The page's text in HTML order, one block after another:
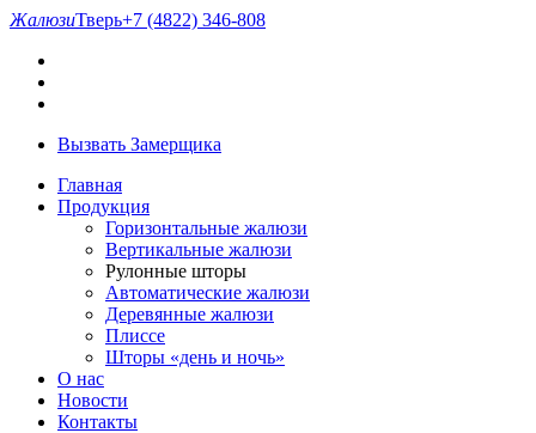
ЖалюзиТверь+7 (4822) 346-808
Вызвать Замерщика
Главная
Продукция
Горизонтальные жалюзи
Вертикальные жалюзи
Рулонные шторы
Автоматические жалюзи
Деревянные жалюзи
Плиссе
Шторы «день и ночь»
О нас
Новости
Контакты